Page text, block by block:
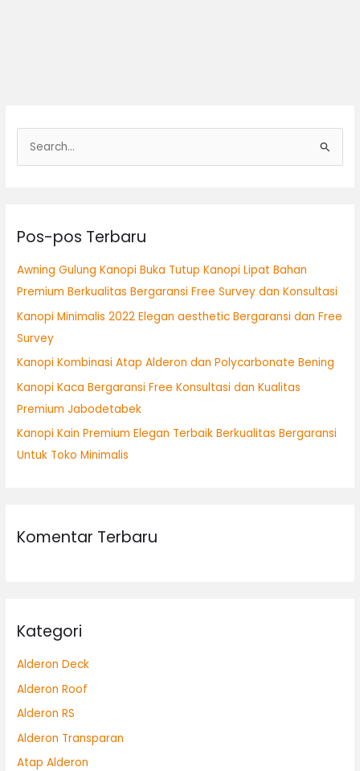
a
u
k
:
Pos-pos Terbaru
Awning Gulung Kanopi Buka Tutup Kanopi Lipat Bahan
Premium Berkualitas Bergaransi Free Survey dan Konsultasi
Kanopi Minimalis 2022 Elegan aesthetic Bergaransi dan Free
Survey
Kanopi Kombinasi Atap Alderon dan Polycarbonate Bening
Kanopi Kaca Bergaransi Free Konsultasi dan Kualitas
Premium Jabodetabek
Kanopi Kain Premium Elegan Terbaik Berkualitas Bergaransi
Untuk Toko Minimalis
Komentar Terbaru
Kategori
Alderon Deck
Alderon Roof
Alderon RS
Alderon Transparan
Atap Alderon